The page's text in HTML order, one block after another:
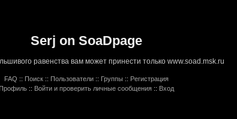
Serj on SoaDpage
равенства вам может принести только www.soad.msk.ru
FAQ :: Поиск :: Пользователи :: Группы :: Регистрация
Профиль :: Войти и проверить личные сообщения :: Вход